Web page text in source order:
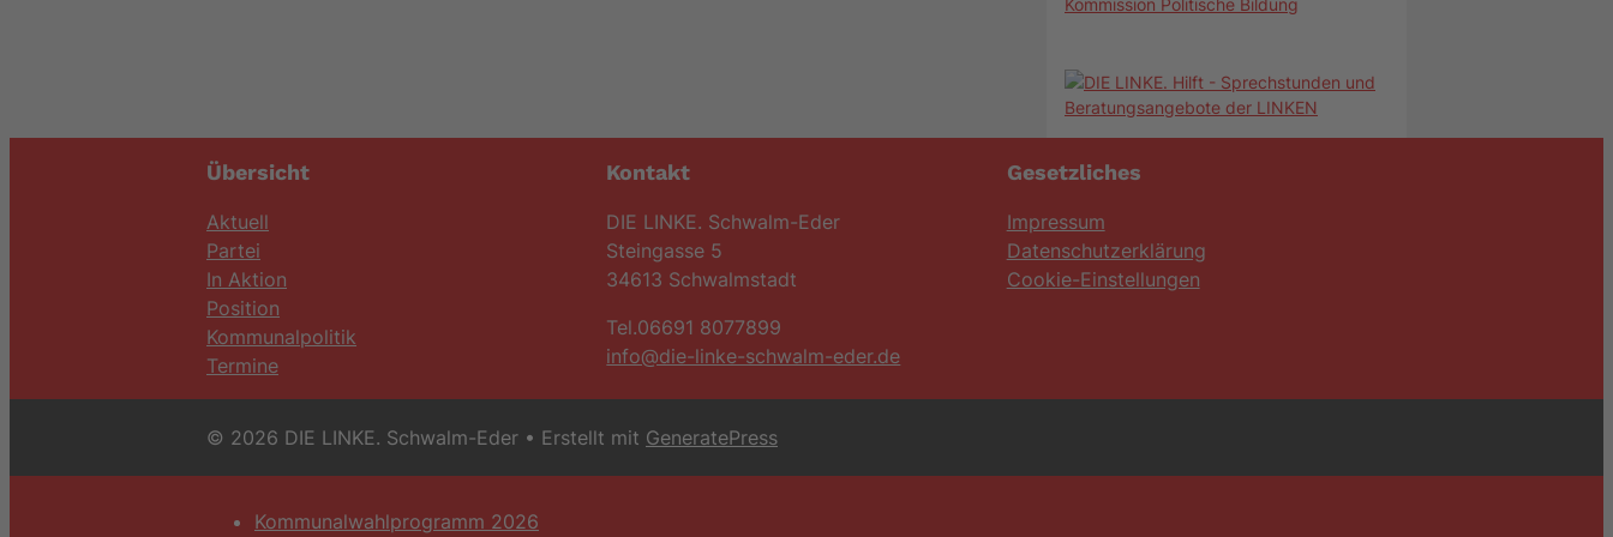
Kommission Politische Bildung
Übersicht
Aktuell
Partei
In Aktion
Position
Kommunalpolitik
Termine
Kontakt
DIE LINKE. Schwalm-Eder
Steingasse 5
34613 Schwalmstadt
Tel.06691 8077899
info@die-linke-schwalm-eder.de
Gesetzliches
Impressum
Datenschutzerklärung
Cookie-Einstellungen
© 2026 DIE LINKE. Schwalm-Eder • Erstellt mit GeneratePress
Kommunalwahlprogramm 2026